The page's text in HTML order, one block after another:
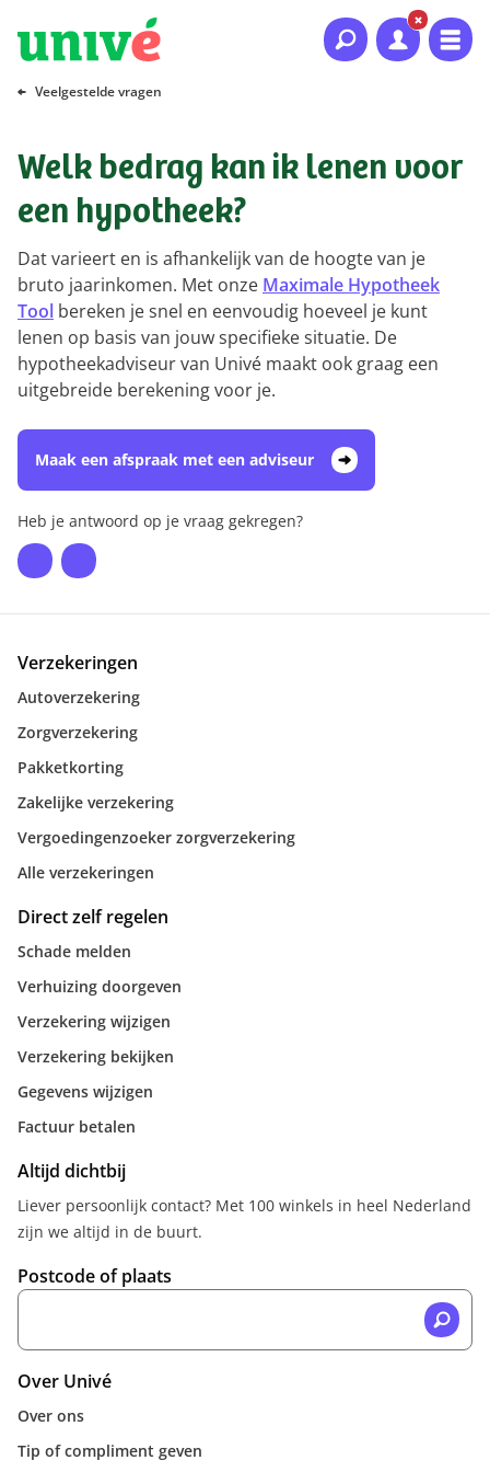
Naar hoofdinhoud
Naar hoofdnavigatie
Naar footer
Veelgestelde vragen
Welk bedrag kan ik lenen voor
een hypotheek?
Dat varieert en is afhankelijk van de hoogte van je
bruto jaarinkomen. Met onze Maximale Hypotheek
Tool bereken je snel en eenvoudig hoeveel je kunt
lenen op basis van jouw specifieke situatie. De
hypotheekadviseur van Univé maakt ook graag een
uitgebreide berekening voor je.
Maak een afspraak met een adviseur
Heb je antwoord op je vraag gekregen?
Verzekeringen
Autoverzekering
Zorgverzekering
Pakketkorting
Zakelijke verzekering
Vergoedingenzoeker zorgverzekering
Alle verzekeringen
Direct zelf regelen
Schade melden
Verhuizing doorgeven
Verzekering wijzigen
Verzekering bekijken
Gegevens wijzigen
Factuur betalen
Altijd dichtbij
Liever persoonlijk contact? Met 100 winkels in heel Nederland
zijn we altijd in de buurt.
Postcode of plaats
Over Univé
Over ons
Tip of compliment geven